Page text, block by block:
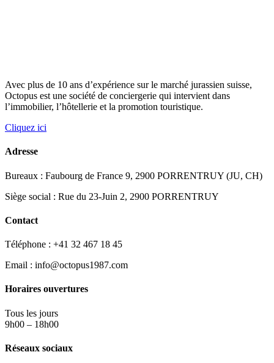
Avec plus de 10 ans d’expérience sur le marché jurassien suisse,
Octopus est une société de conciergerie qui intervient dans
l’immobilier, l’hôtellerie et la promotion touristique.
Cliquez ici
Adresse
Bureaux : Faubourg de France 9, 2900 PORRENTRUY (JU, CH)
Siège social : Rue du 23-Juin 2, 2900 PORRENTRUY
Contact
Téléphone : +41 32 467 18 45
Email : info@octopus1987.com
Horaires ouvertures
Tous les jours
9h00 – 18h00
Réseaux sociaux